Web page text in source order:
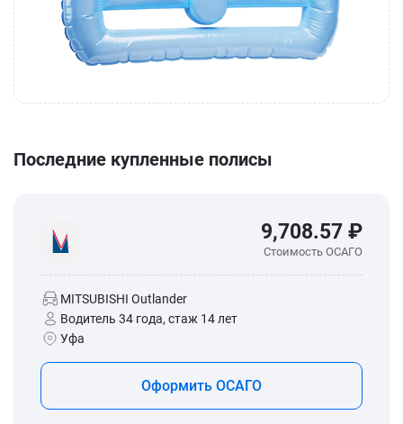
Последние купленные полисы
9,708.57 ₽
Стоимость ОСАГО
MITSUBISHI Outlander
Водитель 34 года, стаж 14 лет
Уфа
Оформить ОСАГО